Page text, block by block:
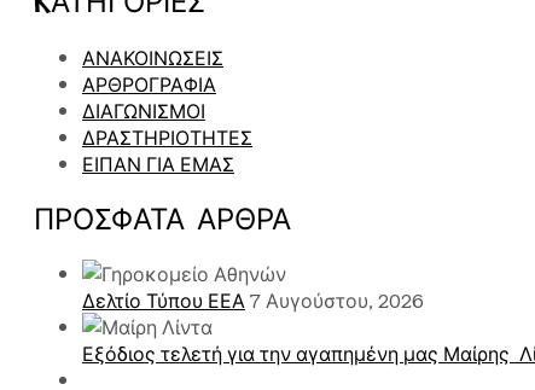
ΑΝΑΚΟΙΝΩΣΕΙΣ
ΑΡΘΡΟΓΡΑΦΙΑ
ΔΙΑΓΩΝΙΣΜΟΙ
ΔΡΑΣΤΗΡΙΟΤΗΤΕΣ
ΕΙΠΑΝ ΓΙΑ ΕΜΑΣ
ΠΡΌΣΦΑΤΑ ΑΡΘΡΑ
Δελτίο Τύπου ΕΕΑ 7 Αυγούστου, 2026
Εξόδιος τελετή για την αγαπημένη μας Μαίρης